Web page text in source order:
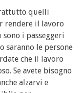
quelli
rendere il lavoro
i passeggeri
saranno le persone
che il lavoro
Se avete bisogno
alzarvi e